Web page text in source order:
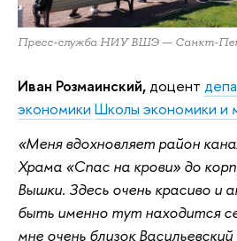
Пресс-служба НИУ ВШЭ — Санкт-
Иван Розмаинский,доцент
экономики Школы экономики и
«Меня вдохновляет район
Храма «Спас на крови» до
Вышки. Здесь очень красиво
быть именно тут находится
мне очень близок